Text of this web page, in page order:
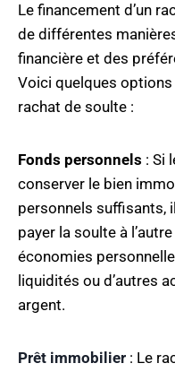
Le financement d’un
de différentes
financière et des
Voici quelques
rachat de soulte :
Fonds personnels : Si
conserver le bien
personnels suffisants,
payer la soulte à
économies
liquidités ou d’autres
argent.
Prêt immobilier : Le